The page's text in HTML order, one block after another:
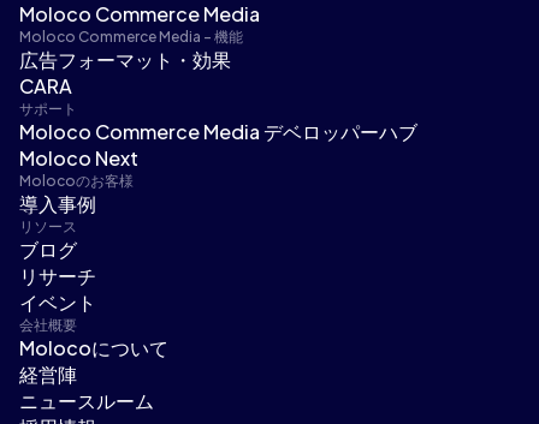
Moloco Commerce Media
Moloco Commerce Media - 機能
広告フォーマット・効果
CARA
サポート
Moloco Commerce Media デベロッパーハブ
Moloco Next
Molocoのお客様
導入事例
リソース
ブログ
リサーチ
イベント
会社概要
Molocoについて
経営陣
ニュースルーム